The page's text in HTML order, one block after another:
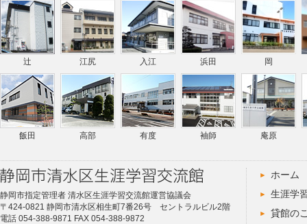
辻 江尻 入江 浜田 岡
飯田 高部 有度 袖師 庵原
静岡市指定管理者 清水区生涯学習交流館運営協議会
〒424-0821 静岡市清水区相生町7番26号 セントラルビル2階
電話 054-388-9871 FAX 054-388-9872
ホーム
生涯学
貸館の